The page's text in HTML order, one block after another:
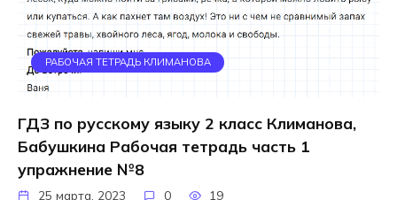
РАБОЧАЯ ТЕТРАДЬ КЛИМАНОВА
ГДЗ по русскому языку 2 класс Климанова,
Бабушкина Рабочая тетрадь часть 1
упражнение №8
25 марта, 2023 0 19